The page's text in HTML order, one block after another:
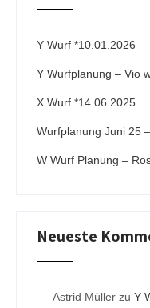
Y Wurf *10.01.2026
Y Wurfplanung – Vio
X Wurf *14.06.2025
Wurfplanung Juni 25
W Wurf Planung –
Neueste
Astrid Müller zu Y